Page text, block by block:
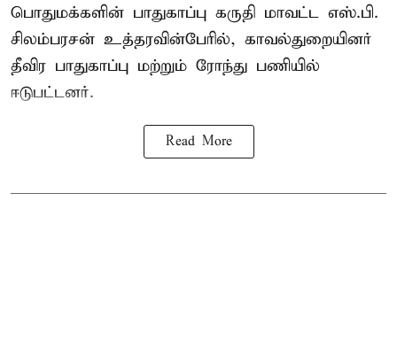
பொதுமக்களின் பாதுகாப்பு கருதி மாவட்ட எஸ்.பி.
சிலம்பரசன் உத்தரவின்பேரில், காவல்துறையினர்
தீவிர பாதுகாப்பு மற்றும் ரோந்து பணியில்
ஈடுபட்டனர்.
Read More